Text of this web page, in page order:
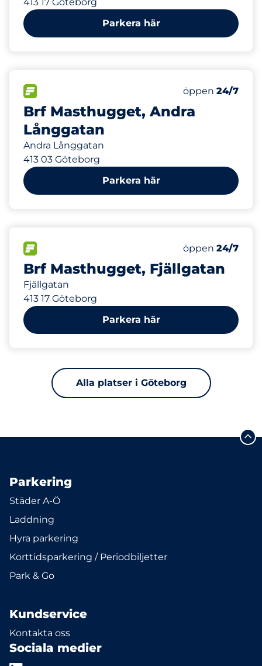
Parkera här
Brf Masthugget, Andra
Långgatan
Andra Långgatan
413 03 Göteborg
Antal
Totalt antal
Electric Car
Lördag
öppen 24/7
287 m
Parkera här
Brf Masthugget, Fjällgatan
Fjällgatan
413 17 Göteborg
Antal
Totalt antal
Electric Car
Lördag
öppen 24/7
346 m
Parkera här
Alla platser i Göteborg
Parkering
Städer A-Ö
Laddning
Hyra parkering
Korttidsparkering / Periodbiljetter
Park & Go
Kundservice
Kontakta oss
Sociala medier